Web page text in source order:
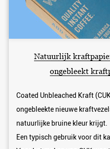
Natuurlijk
ongebleekt
Coated Unbleached Kraft
ongebleekte nieuwe
natuurlijke bruine kleur krijgt.
Een typisch gebruik voor dit